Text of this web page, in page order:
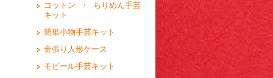
コットン ・ ちりめん手芸
キット
簡単小物手芸キット
金張り人形ケース
モビール手芸キット